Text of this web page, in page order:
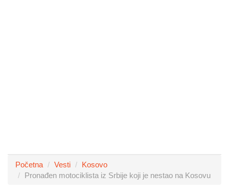
Početna Vesti
Kosovo
Pronađen motociklista iz Srbije koji je nestao na Kosovu